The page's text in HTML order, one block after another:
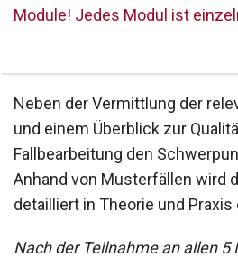
Module! Jedes Modul ist
Neben der Vermittlung der
und einem Überblick zur
Fallbearbeitung den
Anhand von Musterfällen wird
detailliert in Theorie und Praxis
Nach der Teilnahme an allen 5